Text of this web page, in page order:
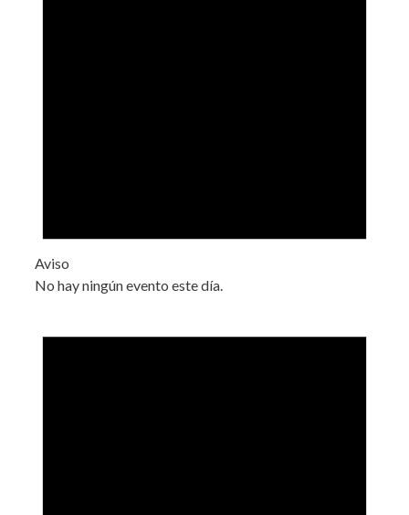
Aviso
No hay ningún evento este día.